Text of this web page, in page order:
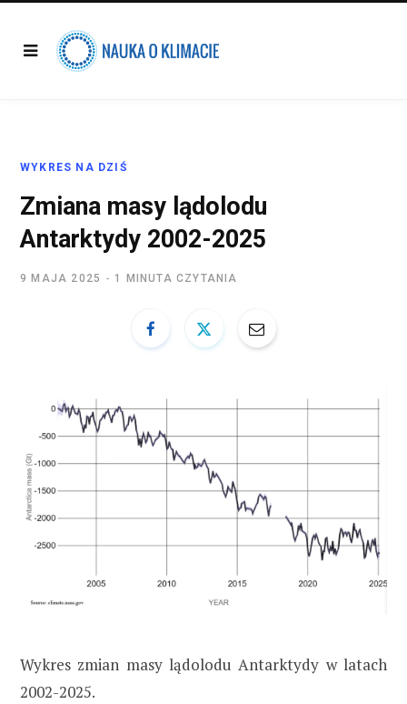
WYKRES NA DZIŚ
Zmiana masy lądolodu
Antarktydy 2002-2025
9 MAJA 2025 1 MINUTA CZYTANIA
Wykres zmian masy lądolodu Antarktydy w latach
2002-2025.